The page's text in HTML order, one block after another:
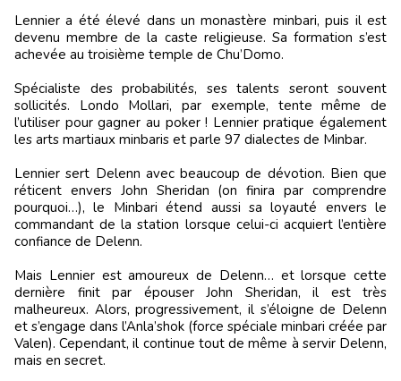
Lennier a été élevé dans un monastère minbari, puis il est
devenu membre de la caste religieuse. Sa formation s’est
achevée au troisième temple de Chu’Domo.
Spécialiste des probabilités, ses talents seront souvent
sollicités. Londo Mollari, par exemple, tente même de
l’utiliser pour gagner au poker ! Lennier pratique également
les arts martiaux minbaris et parle 97 dialectes de Minbar.
Lennier sert Delenn avec beaucoup de dévotion. Bien que
réticent envers John Sheridan (on finira par comprendre
pourquoi…), le Minbari étend aussi sa loyauté envers le
commandant de la station lorsque celui-ci acquiert l’entière
confiance de Delenn.
Mais Lennier est amoureux de Delenn… et lorsque cette
dernière finit par épouser John Sheridan, il est très
malheureux. Alors, progressivement, il s’éloigne de Delenn
et s’engage dans l’Anla’shok (force spéciale minbari créée par
Valen). Cependant, il continue tout de même à servir Delenn,
mais en secret.